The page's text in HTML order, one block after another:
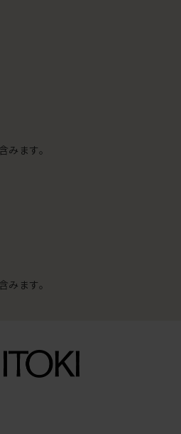
ます。
ます。